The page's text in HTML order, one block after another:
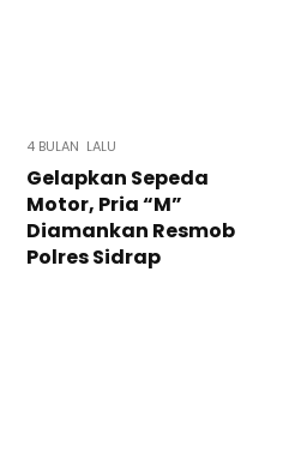
4 BULAN LALU
Gelapkan Sepeda
Motor, Pria “M”
Diamankan Resmob
Polres Sidrap